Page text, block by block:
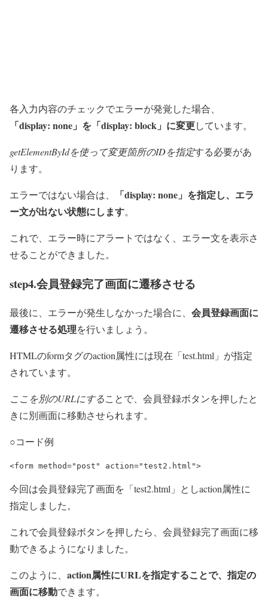
各入力内容のチェックでエラーが発覚した場合、
「display: none」を「display: block」に変更しています。
getElementByIdを使って変更箇所のIDを指定する必要があ
ります。
エラーではない場合は、
「display: none」を指定し、エラ
ー文が出ない状態にします。
これで、エラー時にアラートではなく、エラー文を表示さ
せることができました。
step4.会員登録完了画面に遷移させる
最後に、エラーが発生しなかった場合に、 会員登録画面に
遷移させる処理を行いましょう。
HTMLのformタグのaction属性には現在「test.html」が指定
されています。
ここを別のURLにすることで、会員登録ボタンを押したと
きに別画面に移動させられます。
○コード例
<form method="post" action="test2.html">
今回は会員登録完了画面を「test2.html」としaction属性に
指定しました。
これで会員登録ボタンを押したら、会員登録完了画面に移
動できるようになりました。
このように、 action属性にURLを指定することで、指定の
画面に移動できます。